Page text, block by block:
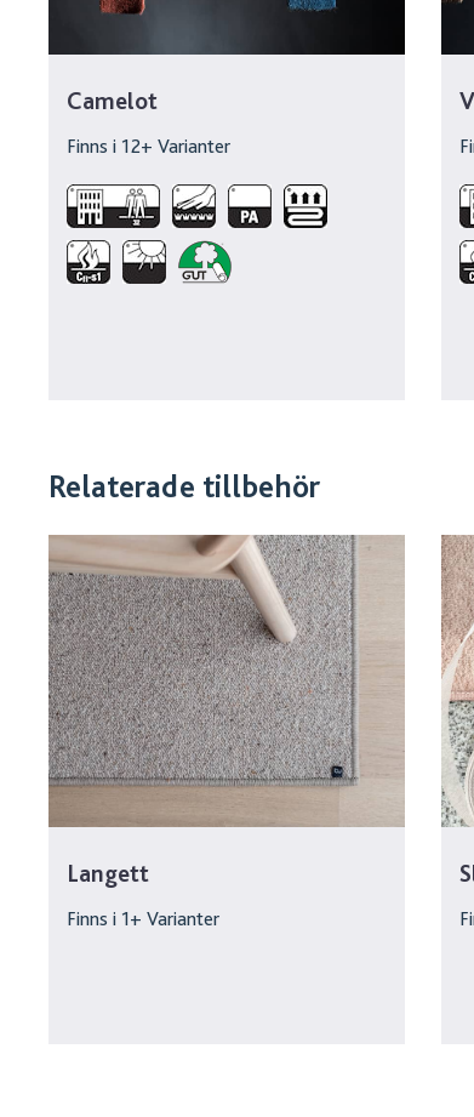
Camelot
Finns i 12+ Varianter
Relaterade tillbehör
Langett
Finns i 1+ Varianter